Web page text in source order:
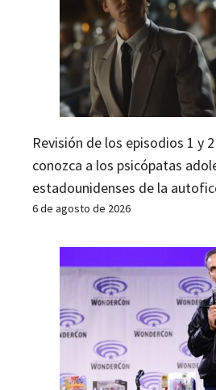
Revisión de los episodios 1 y
conozca a los psicópatas
estadounidenses de la
6 de agosto de 2026